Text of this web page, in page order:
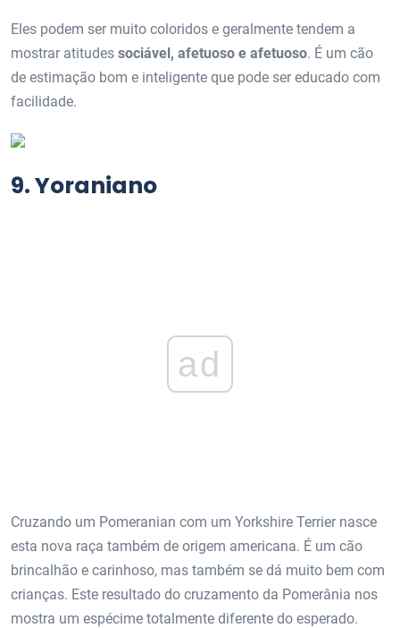
Eles podem ser muito coloridos e geralmente tendem a
mostrar atitudes sociável, afetuoso e afetuoso. É um cão
de estimação bom e inteligente que pode ser educado com
facilidade.
9. Yoraniano
ad
Cruzando um Pomeranian com um Yorkshire Terrier nasce
esta nova raça também de origem americana. É um cão
brincalhão e carinhoso, mas também se dá muito bem com
crianças. Este resultado do cruzamento da Pomerânia nos
mostra um espécime totalmente diferente do esperado.